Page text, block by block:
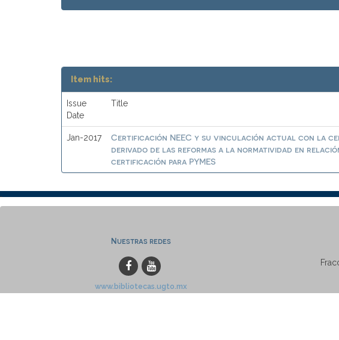
Item hits:
Issue
Date
Title
Jan-2017
Certificación NEEC y su vinculación actual con la
derivado de las reformas a la normatividad en
certificación para PYMES
Nuestras redes
www.bibliotecas.ugto.mx